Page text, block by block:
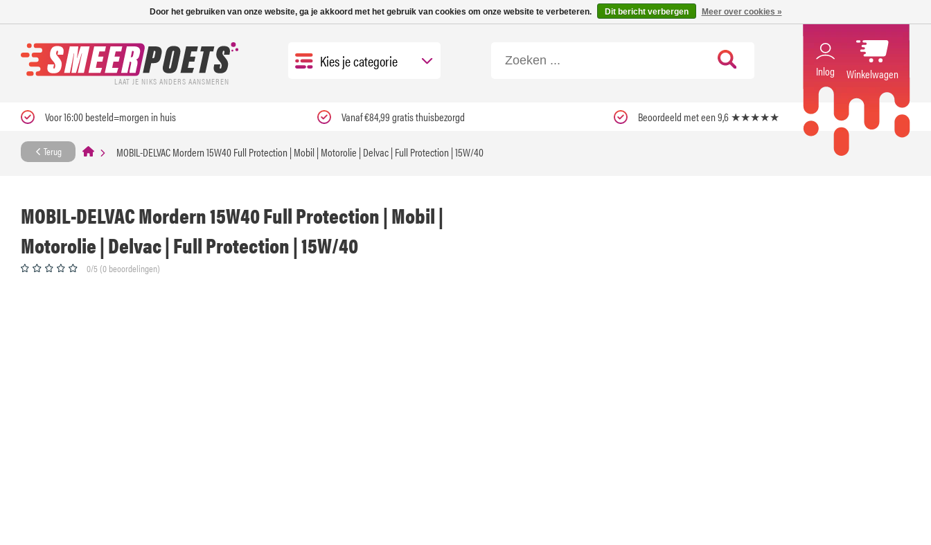
Nieuwe levertijd: 1 tot 3 werkdagen | Nu 25% korting op gehele assortiment Carfume met kortingscode ''verfrissend''
LAAT JE NIKS ANDERS AANSMEREN
Kies je categorie
Inlog Winkelwagen
Voor 16:00 besteld=morgen in huis Vanaf €84,99 gratis thuisbezorgd Beoordeeld met een 9,6 ★★★★★
Terug MOBIL-DELVAC Mordern 15W40 Full Protection | Mobil | Motorolie | Delvac | Full Protection | 15W/40
MOBIL-DELVAC Mordern 15W40 Full Protection | Mobil |
Motorolie | Delvac | Full Protection | 15W/40
0/5 (0 beoordelingen)
Door het gebruiken van onze website, ga je akkoord met het gebruik van cookies om onze website te verbeteren. Dit bericht verbergen Meer over cookies »